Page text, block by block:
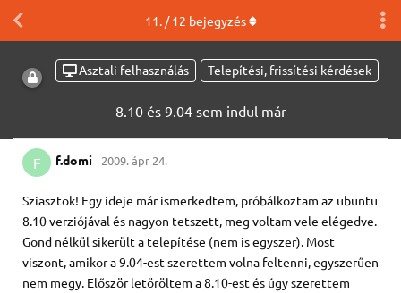
Asztali felhasználás Telepítési, frissítési kérdések
8.10 és 9.04 sem indul már
11. /12 bejegyzés
F f.​domi 2009. ápr 24.
Sziasztok! Egy ideje már ismerkedtem, próbálkoztam az ubuntu
8.10 verziójával és nagyon tetszett, meg voltam vele elégedve.
Gond nélkül sikerült a telepítése (nem is egyszer). Most
viszont, amikor a 9.04-est szerettem volna feltenni, egyszerűen
nem megy. Először letöröltem a 8.10-est és úgy szerettem